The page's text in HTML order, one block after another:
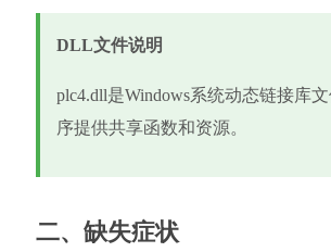
DLL文件说明
plc4.dll是Windows系统动态链接库
序提供共享函数和资源。
二、缺失症状